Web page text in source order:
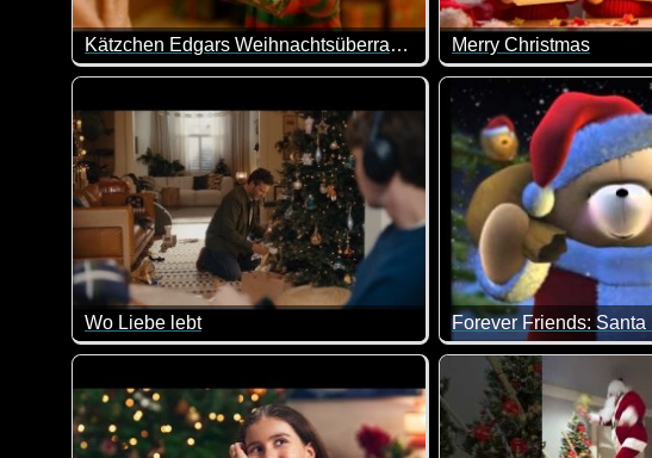
Kätzchen Edgars Weihnachtsüberraschung
Wenn dieses Video nicht mal wieder super lieb gemacht ist.
Merry Christmas
Ein tolles Video mit
Wo Liebe lebt
Wenn dir die Worte fehlen, finde das richtige Geschenk!
Wir wissen nicht immer, wie wir unsere Gefühle ausdrücken
Merry Christmas vom